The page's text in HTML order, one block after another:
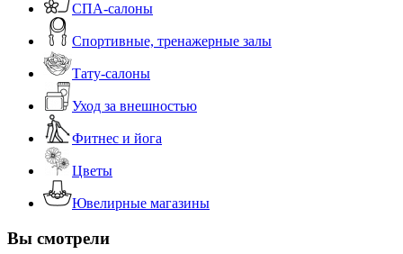
СПА-салоны
Спортивные, тренажерные залы
Тату-салоны
Уход за внешностью
Фитнес и йога
Цветы
Ювелирные магазины
Вы смотрели